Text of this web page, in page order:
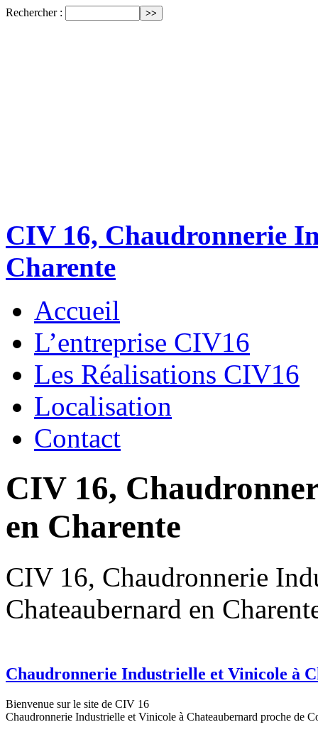
Rechercher :
CIV 16, Chaudronnerie
Charente
Accueil
L’entreprise CIV16
Les Réalisations CIV16
Localisation
Contact
CIV 16,
en Charente
CIV 16, Chaudronnerie
Chateaubernard en
Chaudronnerie Industrielle et Vinicole à
Bienvenue sur le site de CIV 16
Chaudronnerie Industrielle et Vinicole à Chateaubernard proche de